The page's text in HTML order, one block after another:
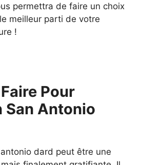
permettra de faire un choix
meilleur parti de votre
!
Pour
San Antonio
antonio dard peut être une